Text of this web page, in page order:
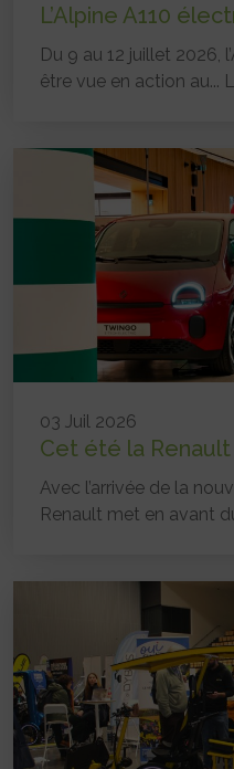
L’Alpine A110
Du 9 au 12 juillet 2026,
être vue en action au...
03 Juil 2026
Cet été la Renault
Avec l’arrivée de la
Renault met en avant